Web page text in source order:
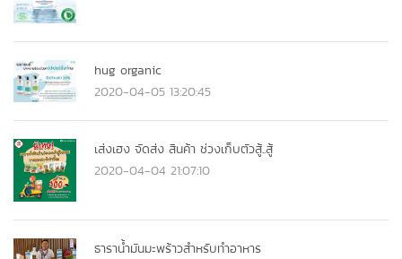
hug organic
2020-04-05 13:20:45
เส่งเฮง จัดส่ง สินค้า ช่วงเก็บตัวสู้..สู้
2020-04-04 21:07:10
ธาราน้ำมันมะพร้าวสำหรับทำอาหาร